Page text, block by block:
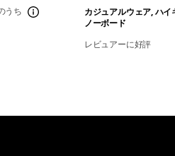
うち
カジュアルウェア, ハイ
ノーボード
レビュアーに好評